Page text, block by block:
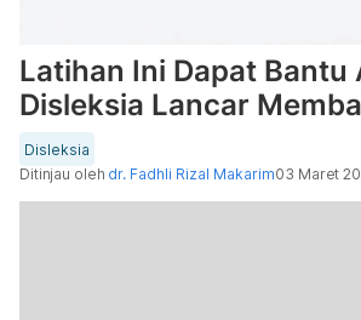
Latihan Ini Dapat Bantu
Disleksia Lancar
Disleksia
Ditinjau oleh dr. Fadhli Rizal Makarim03 Maret